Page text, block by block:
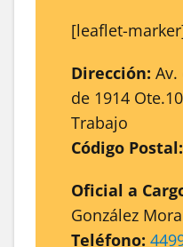
[leaflet-
Dirección:
de 1914
Trabajo
Código Postal:
Oficial a
González
Teléfono: